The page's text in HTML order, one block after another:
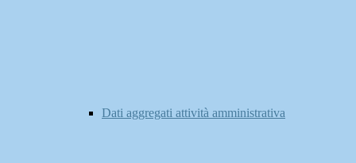
Dati aggregati attività amministrativa